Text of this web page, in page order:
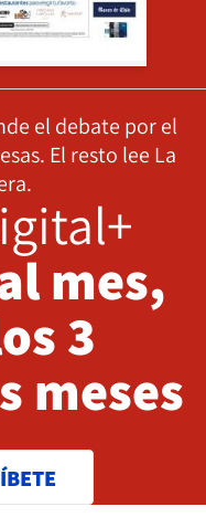
el debate por el
El resto lee La
mes,
3
meses